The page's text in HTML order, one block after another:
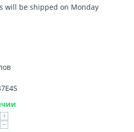
will be shipped on Monday
+
−